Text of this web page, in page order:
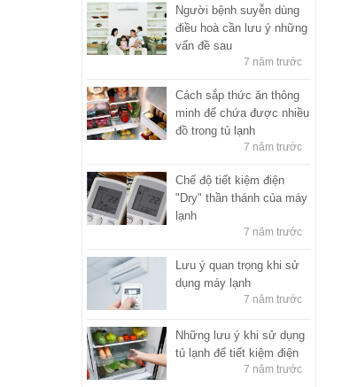
Người bệnh suyễn dùng
điều hoà cần lưu ý những
vấn đề sau
7 năm trước
Cách sắp thức ăn thông
minh để chứa được nhiều
đồ trong tủ lạnh
7 năm trước
Chế độ tiết kiệm điện
"Dry" thần thánh của máy
lạnh
7 năm trước
Lưu ý quan trọng khi sử
dụng máy lạnh
7 năm trước
Những lưu ý khi sử dụng
tủ lạnh để tiết kiệm điện
7 năm trước